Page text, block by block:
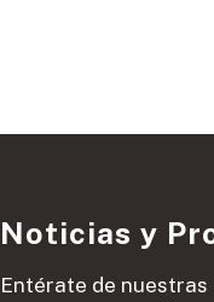
Noticias y
Entérate de